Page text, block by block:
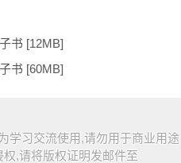
书 [12MB]
书 [60MB]
学习交流使用,请勿用于商业用途
,请将版权证明发邮件至